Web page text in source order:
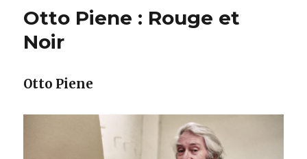
Otto Piene : Rouge et
Noir
Otto Piene